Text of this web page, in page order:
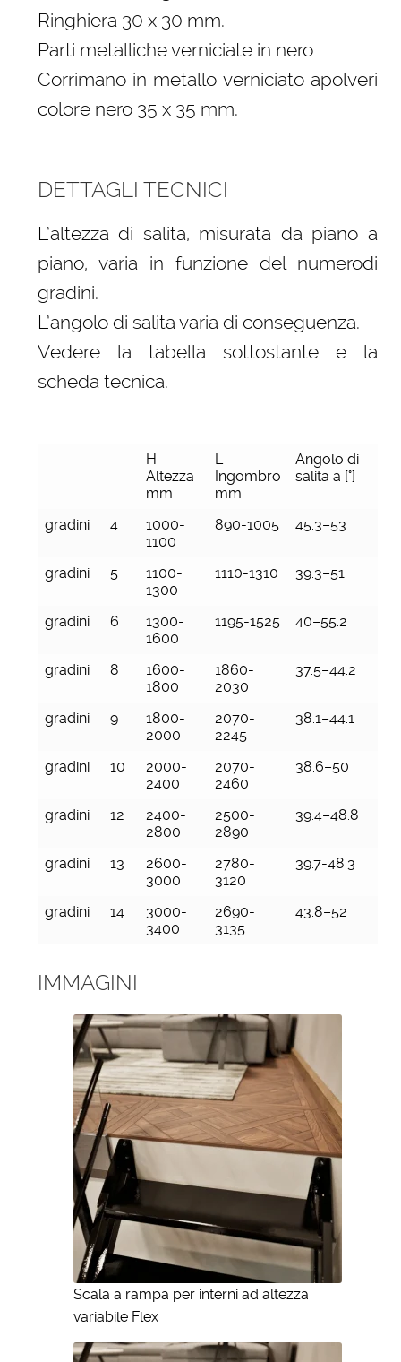
Ringhiera 30 x 30 mm.
Parti metalliche verniciate in nero
Corrimano in metallo verniciato apolveri
colore nero 35 x 35 mm.
DETTAGLI TECNICI
L’altezza di salita, misurata da piano a
piano, varia in funzione del numerodi
gradini.
L’angolo di salita varia di conseguenza.
Vedere la tabella sottostante e la
scheda tecnica.
H
Altezza
mm
L
Ingombro
mm
Angolo di
salita a [°]
gradini 4
1000-
1100
890-1005 45.3–53
gradini 5
1100-
1300
1110-1310 39.3–51
gradini 6
1300-
1600
1195-1525 40–55.2
gradini 8
1600-
1800
1860-
2030
37.5–44.2
gradini 9
1800-
2000
2070-
2245
38.1–44.1
gradini 10
2000-
2400
2070-
2460
38.6–50
gradini 12
2400-
2800
2500-
2890
39.4–48.8
gradini 13
2600-
3000
2780-
3120
39.7-48.3
gradini 14
3000-
3400
2690-
3135
43.8–52
IMMAGINI
Scala a rampa per interni ad altezza
variabile Flex